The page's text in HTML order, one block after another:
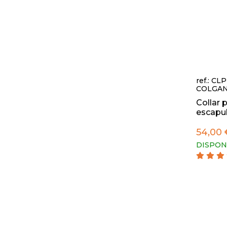
ref.:
Collar
54,00